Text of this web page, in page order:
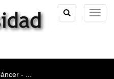
TOGGLE
SEARCH
-